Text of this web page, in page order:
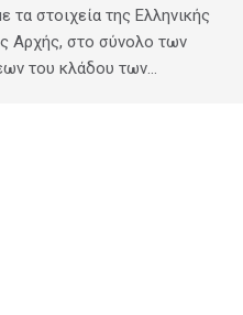
τα στοιχεία της Ελληνικής
Αρχής, στο σύνολο των
του κλάδου των…